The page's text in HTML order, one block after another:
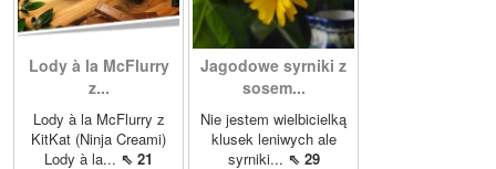
Lody à la McFlurry
z...
Lody à la McFlurry z
KitKat (Ninja Creami)
Lody à la... ⇖ 21
Jagodowe syrniki z
sosem...
Nie jestem wielbicielką
klusek leniwych ale
syrniki... ⇖ 29